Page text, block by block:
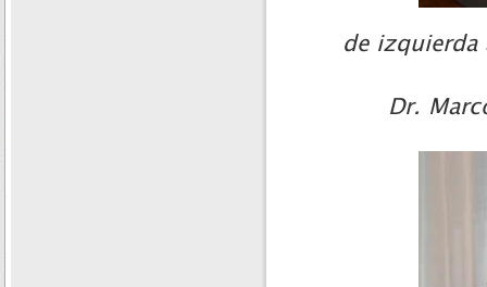
de izquierda
Dr.